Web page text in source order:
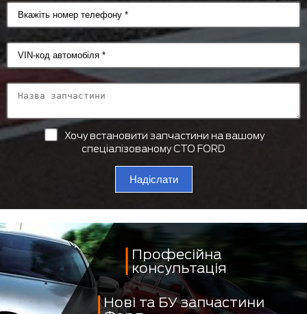
Хочу встановити запчастини на вашому
спеціалізованому СТО FORD
Надіслати
Професійна
консультація
Нові та БУ запчастини